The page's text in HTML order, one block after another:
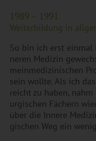
1989 – 1991
Wei­ter­bil­dung in
So bin ich erst
ne­ren Me­di­zin
mein­me­di­zi­ni­schen
sein woll­te. Als ich
reicht zu haben,
ur­gi­schen Fä­chern
über die In­ne­re
gi­schen Weg ein